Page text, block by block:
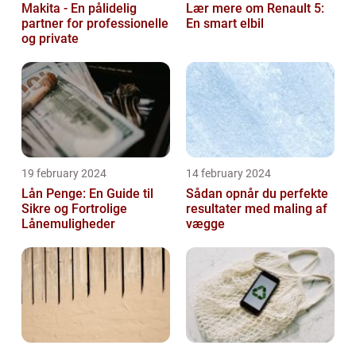
Makita - En pålidelig
partner for professionelle
og private
Lær mere om Renault 5:
En smart elbil
19 february 2024
Lån Penge: En Guide til
Sikre og Fortrolige
Lånemuligheder
14 february 2024
Sådan opnår du perfekte
resultater med maling af
vægge